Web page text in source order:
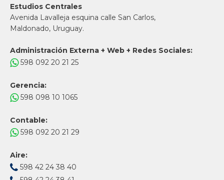
Estudios Centrales
Avenida Lavalleja esquina calle San Carlos,
Maldonado, Uruguay.
Administración Externa + Web + Redes Sociales:
598 092 20 21 25
Gerencia:
598 098 10 1065
Contable:
598 092 20 21 29
Aire:
598 42 24 38 40